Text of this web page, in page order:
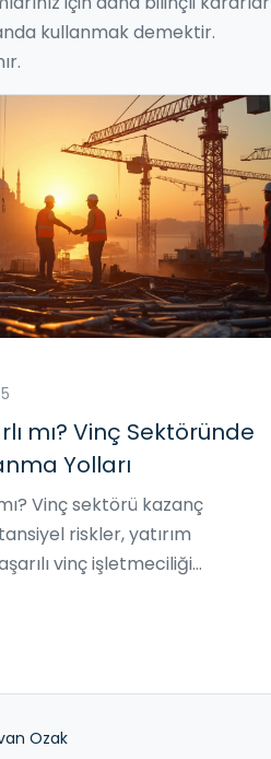
kullanmak demektir.
mı? Vinç Sektöründe
Yolları
Vinç sektörü kazanç
riskler, yatırım
vinç işletmeciliği
Ozak